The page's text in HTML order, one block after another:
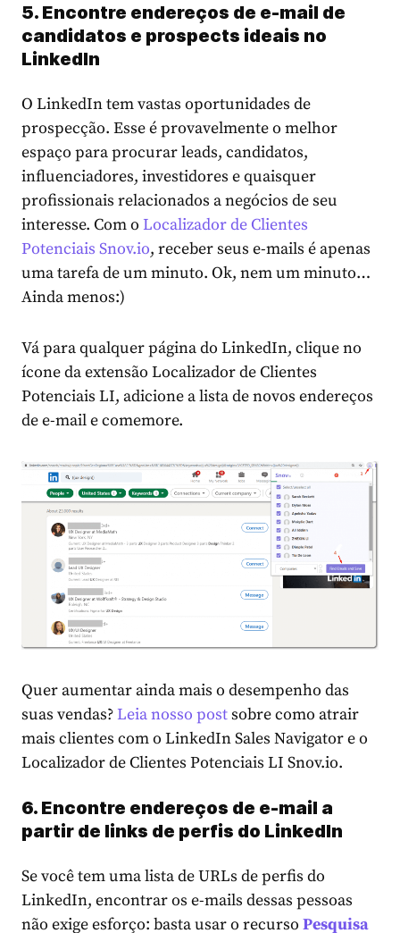
5. Encontre endereços de e-mail de
candidatos e prospects ideais no
LinkedIn
O LinkedIn tem vastas oportunidades de
prospecção. Esse é provavelmente o melhor
espaço para procurar leads, candidatos,
influenciadores, investidores e quaisquer
profissionais relacionados a negócios de seu
interesse. Com o Localizador de Clientes
Potenciais Snov.io, receber seus e-mails é apenas
uma tarefa de um minuto. Ok, nem um minuto…
Ainda menos:)
Vá para qualquer página do LinkedIn, clique no
ícone da extensão Localizador de Clientes
Potenciais LI, adicione a lista de novos endereços
de e-mail e comemore.
Quer aumentar ainda mais o desempenho das
suas vendas?Leia nosso postsobre como atrair
mais clientes com o LinkedIn Sales Navigator e o
Localizador de Clientes Potenciais LI Snov.io.
6. Encontre endereços de e-mail a
partir de links de perfis do LinkedIn
Se você tem uma lista de URLs de perfis do
LinkedIn, encontrar os e-mails dessas pessoas
não exige esforço: basta usar o recurso Pesquisa